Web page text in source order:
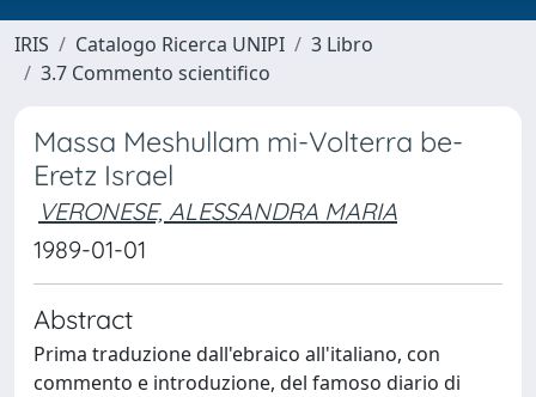
IRIS Catalogo Ricerca UNIPI
3 Libro
3.7 Commento scientifico
Massa Meshullam mi-Volterra be-
Eretz Israel
VERONESE, ALESSANDRA MARIA
1989-01-01
Abstract
Prima traduzione dall'ebraico all'italiano, con
commento e introduzione, del famoso diario di